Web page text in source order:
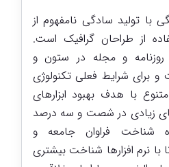
با تولید سادگی نامفهوم از
از طراحان گرافیک است.
و مجله در ستون و
برای شرایط فعلی تکنولوژی
با هدف بهبود ابزارهای
زیادی در شصت و سه درصد
شناخت فراوان جامعه و
نرم افزارها شناخت بیشتری